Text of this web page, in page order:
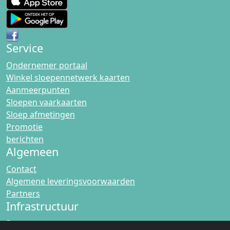
Service
Ondernemer portaal
Winkel sloepennetwerk kaarten
Aanmeerpunten
Sloepen vaarkaarten
Sloep afmetingen
Promotie
berichten
Algemeen
Contact
Algemene leveringsvoorwaarden
Partners
Infrastructuur
Bruggen